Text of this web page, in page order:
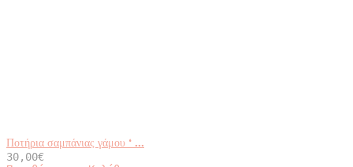
Ποτήρια σαμπάνιας γάμου ‘ ...
30,00€